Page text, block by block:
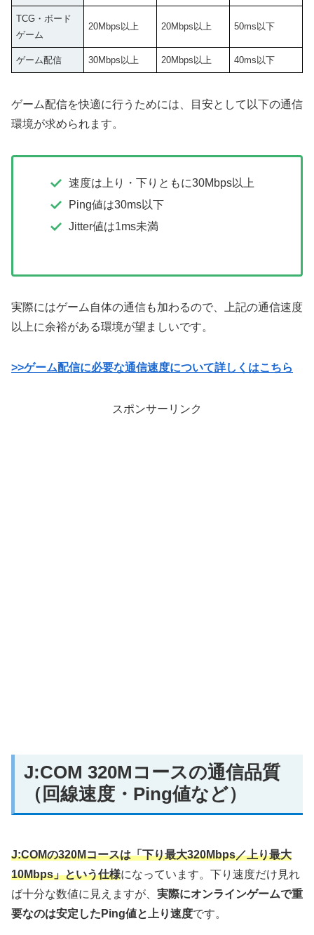
TCG・ボード
ゲーム
20Mbps以上 20Mbps以上 50ms以下
ゲーム配信 30Mbps以上 20Mbps以上 40ms以下
ゲーム配信を快適に行うためには、目安として以下の通信
環境が求められます。
速度は上り・下りともに30Mbps以上
Ping値は30ms以下
Jitter値は1ms未満
実際にはゲーム自体の通信も加わるので、上記の通信速度
以上に余裕がある環境が望ましいです。
>>ゲーム配信に必要な通信速度について詳しくはこちら
スポンサーリンク
J:COM 320Mコースの通信品質
（回線速度・Ping値など）
J:COMの320Mコースは「下り最大320Mbps／上り最大
10Mbps」という仕様になっています。下り速度だけ見れ
ば十分な数値に見えますが、 実際にオンラインゲームで重
要なのは安定したPing値と上り速度です。